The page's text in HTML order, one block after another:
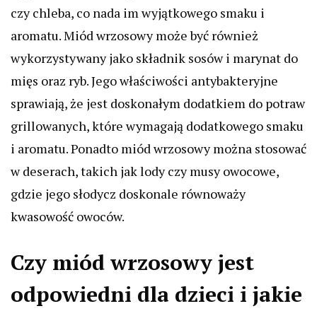
czy chleba, co nada im wyjątkowego smaku i
aromatu. Miód wrzosowy może być również
wykorzystywany jako składnik sosów i marynat do
mięs oraz ryb. Jego właściwości antybakteryjne
sprawiają, że jest doskonałym dodatkiem do potraw
grillowanych, które wymagają dodatkowego smaku
i aromatu. Ponadto miód wrzosowy można stosować
w deserach, takich jak lody czy musy owocowe,
gdzie jego słodycz doskonale równoważy
kwasowość owoców.
Czy miód wrzosowy jest
odpowiedni dla dzieci i jakie